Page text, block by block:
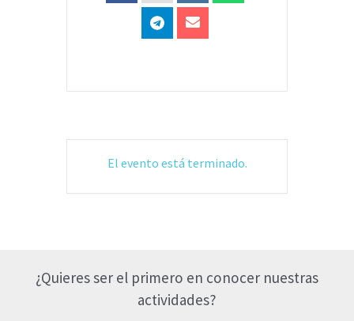
El evento está terminado.
¿Quieres ser el primero en conocer nuestras
actividades?